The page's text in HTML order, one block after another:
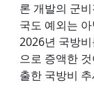
론 개발의 군
국도 예외는
2026년 국방
으로 증액한
출한 국방비